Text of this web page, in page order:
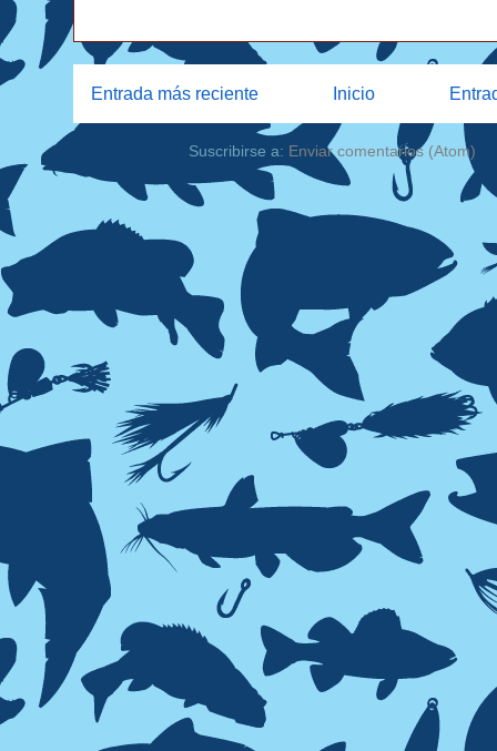
Entrada más reciente Inicio
Suscribirse a: Enviar comentarios (Atom)